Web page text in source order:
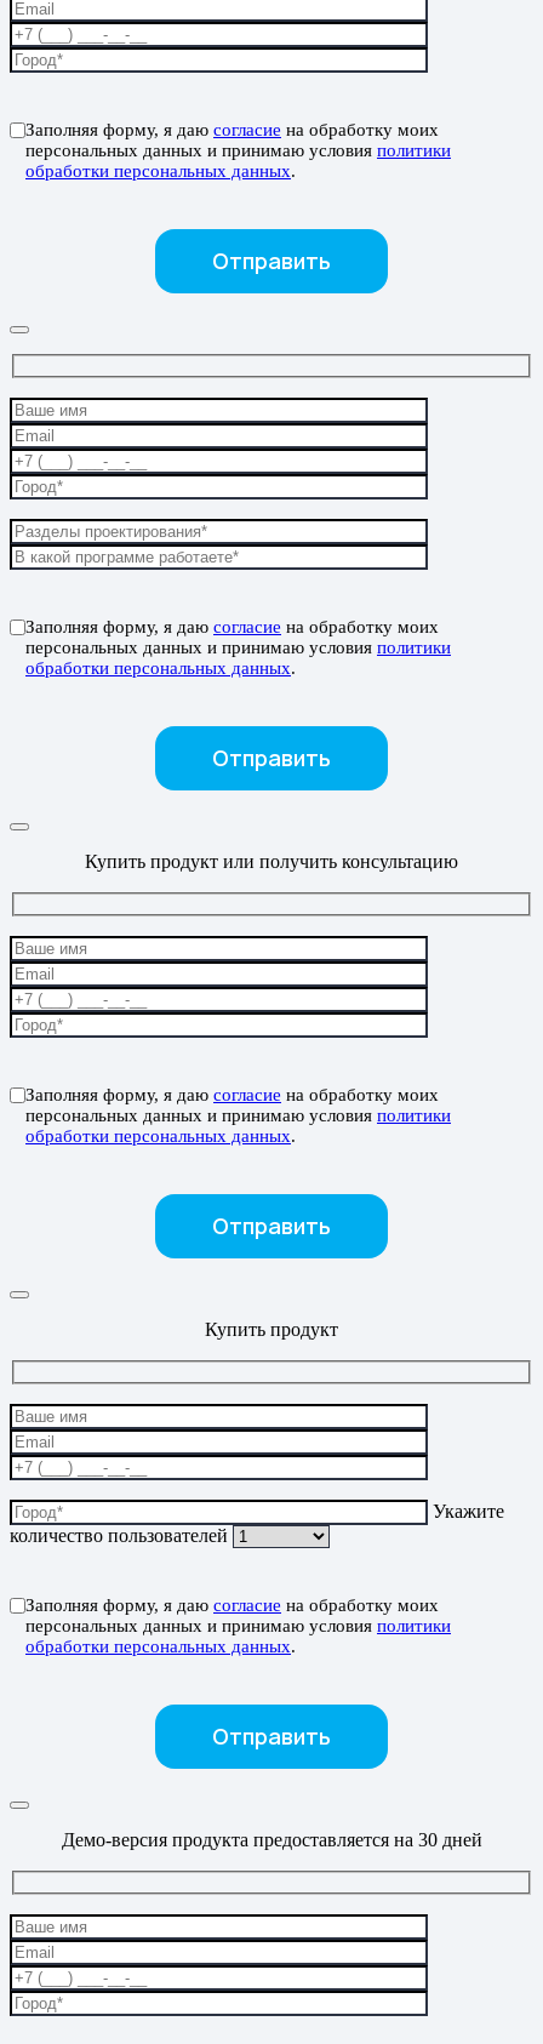
Заполняя форму, я даю согласие на обработку моих
персональных данных и принимаю условия политики
обработки персональных данных.
Заполняя форму, я даю согласие на обработку моих
персональных данных и принимаю условия политики
обработки персональных данных.
Купить продукт или получить консультацию
Заполняя форму, я даю согласие на обработку моих
персональных данных и принимаю условия политики
обработки персональных данных.
Купить продукт
Укажите
количество пользователей
Заполняя форму, я даю согласие на обработку моих
персональных данных и принимаю условия политики
обработки персональных данных.
Демо-версия продукта предоставляется на 30 дней